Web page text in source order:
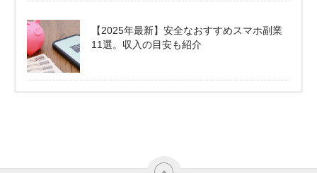
【2025年最新】安全なおすすめスマホ副業
11選。収入の目安も紹介